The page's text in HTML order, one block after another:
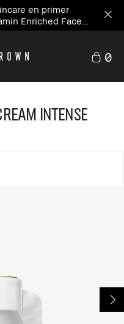
en primer
Enriched Face
0
Intense